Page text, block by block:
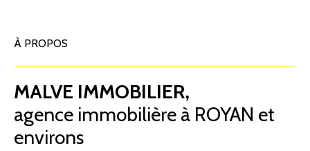
À PROPOS
MALVE IMMOBILIER,
agence immobilière à ROYAN et
environs